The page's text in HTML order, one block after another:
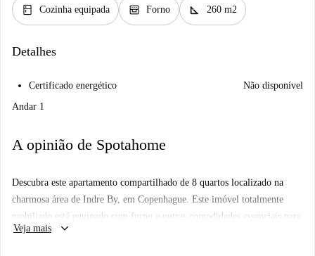
kitchen Cozinha equipada oven_gen Forno square_foot 260 m2
Detalhes
Certificado energético
Não disponível
Andar 1
A opinião de Spotahome
Descubra este apartamento compartilhado de 8 quartos localizado na
charmosa área de Indre By, em Copenhague. Este imóvel totalmente
mobiliado está equipado com forno e outras comodidades essenciais para
o seu conforto. O apartamento foi cuidadosamente inspecionado para
Veja mais keyboard_arrow_down